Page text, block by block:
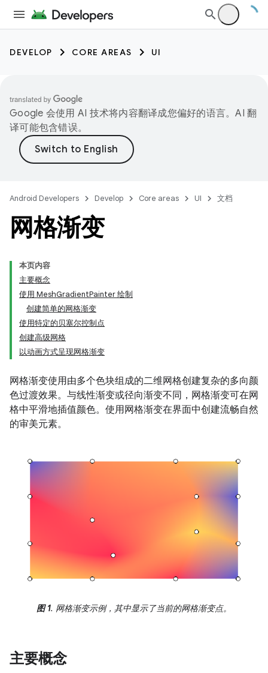
DEVELOP CORE AREAS UI
Google 会使用 AI 技术将内容翻译成您偏好的语言。AI 翻
译可能包含错误。
Android Developers Develop Core areas UI 文档
网格渐变
本页内容
主要概念
使用 MeshGradientPainter 绘制
创建简单的网格渐变
使用特定的贝塞尔控制点
创建高级网格
以动画方式呈现网格渐变
网格渐变使用由多个色块组成的二维网格创建复杂的多向颜
色过渡效果。与线性渐变或径向渐变不同，网格渐变可在网
格中平滑地插值颜色。使用网格渐变在界面中创建流畅自然
的审美元素。
图 1. 网格渐变示例，其中显示了当前的网格渐变点。
主要概念